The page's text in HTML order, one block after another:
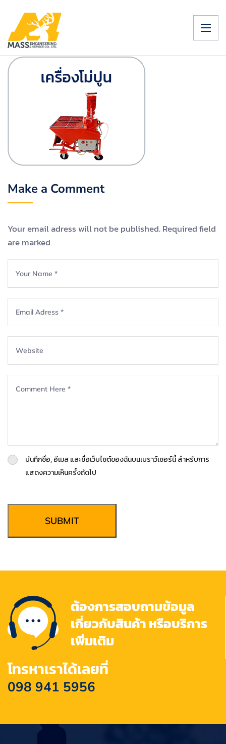
Make a Comment
Your email adress will not be published. Required field
are marked
บันทึกชื่อ, อีเมล และชื่อเว็บไซต์ของฉันบนเบราว์เซอร์นี้ สำหรับการ
แสดงความเห็นครั้งถัดไป
SUBMIT
ต้องการสอบถามข้อมูล
เกี่ยวกับสินค้า หรือบริการ
เพิ่มเติม
โทรหาเราได้เลยที่
098 941 5956